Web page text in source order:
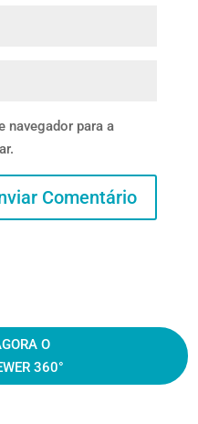
navegador para a
O
360°